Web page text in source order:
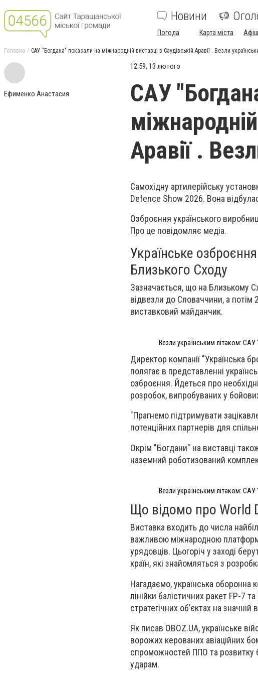
Новини
Погода Карта міста
Головна САУ "Богдана" показали на міжнародній виставці в Саудівській Аравії . Везли
Ефименко Анастасия
12:59, 13 лютого
САУ
Аравії .
Самохідну артилерійську
Defence Show 2026. Вона
Озброєння українського
Про це повідомляє медіа.
Українське
Близького Сходу
Зазначається, що на Близькому
відвезли до Словаччини, а потім
виставковий майданчик.
Везли українським літаком: САУ
Директор компанії "Українська
полягає в представленні
озброєння. Йдеться про
розробок, випробуваних у
"Прагнемо підтримувати
потенційних партнерів для
Окрім "Богдани" на виставці
наземний роботизований
Везли українським літаком:
Що відомо про World
Виставка входить до числа
важливою міжнародною
урядовців. Цьогоріч у заході
країн, які знайомляться з
Нагадаємо, українська оборонна
лінійки балістичних ракет FP-7
стратегічних об’єктах на
Як писав OBOZ.UA, українське
ворожих керованих авіаційних
спроможностей ППО та розвитку
ударам.